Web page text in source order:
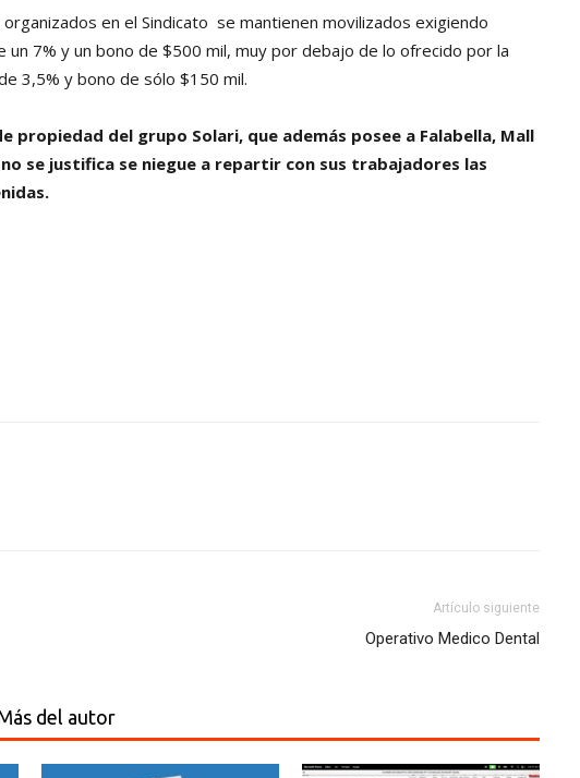
en el Sindicato se mantienen movilizados exigiendo
un 7% y un bono de $500 mil, muy por debajo de lo ofrecido por la
3,5% y bono de sólo $150 mil.
propiedad del grupo Solari, que además posee a Falabella, Mall
se justifica se niegue a repartir con sus trabajadores las
Artículo siguiente
Operativo Medico Dental
del autor